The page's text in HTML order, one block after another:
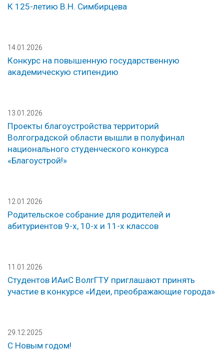
К 125-летию В.Н. Симбирцева
14.01.2026
Конкурс на повышенную государственную
академическую стипендию
13.01.2026
Проекты благоустройства территорий
Волгоградской области вышли в полуфинал
национального студенческого конкурса
«Благоустрой!»
12.01.2026
Родительское собрание для родителей и
абитуриентов 9-х, 10-х и 11-х классов
11.01.2026
Студентов ИАиС ВолгГТУ приглашают принять
участие в конкурсе «Идеи, преображающие города»
29.12.2025
С Новым годом!